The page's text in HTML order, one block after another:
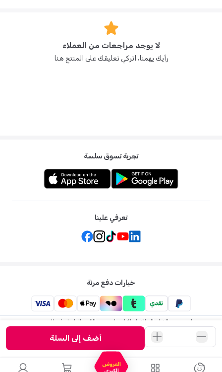
أضف إلى السلة
لا يوجد مراجعات من العملاء
رأيك يهمنا، اتركي تعليقك على المنتج هنا
تجربة تسوق سلسة
تعرفي علينا
خيارات دفع مرنة
ممزورلد: متجر الاطفال الاول لكل ما يخص الأم والطفل في الشرق
2026 ممزورلد . جميع الحقوق محفوظة